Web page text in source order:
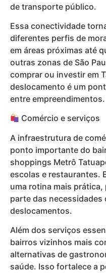
de transporte público.
Essa conectividade
diferentes perfis de
em áreas próximas até
outras zonas de São
comprar ou investir em
deslocamento é um
entre empreendimentos.
Comércio e serviços
A infraestrutura de
ponto importante do
shoppings Metrô
escolas e restaurantes.
uma rotina mais
parte das necessidades
deslocamentos.
Além dos serviços
bairros vizinhos mais
alternativas de
saúde. Isso fortalece a